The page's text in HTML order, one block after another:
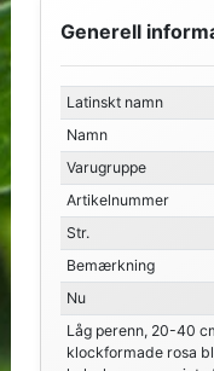
Generell
Latinskt namn
Namn
Varugruppe
Artikelnummer
Str.
Bemærkning
Nu
Låg perenn, 20-40
klockformade rosa